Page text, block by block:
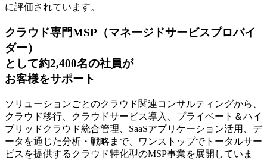
に評価されています。
クラウド専門MSP （マネージドサービスプロバイ
ダー）
として約2,400名の社員が
お客様をサポート
ソリューションごとのクラウド関連コンサルティングから、
クラウド移行、クラウドサービス導入、プライベート＆ハイ
ブリッドクラウド統合管理、SaaSアプリケーション活用、デ
ータを通じた分析・戦略まで、ワンストップでトータルサー
ビスを提供するクラウド特化型のMSP事業を展開していま